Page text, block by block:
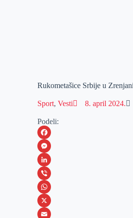
Rukometašice Srbije u
Sport,Vesti 8. april 2024.
Podeli:
F
a
c
e
b
o
M
e
s
s
e
L
i
n
k
V
i
b
W
h
X